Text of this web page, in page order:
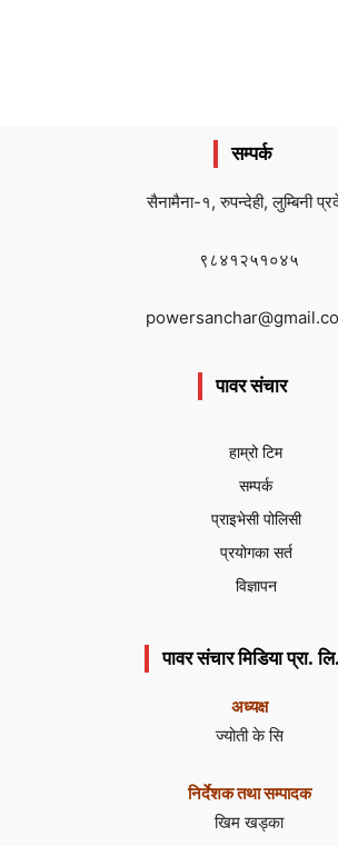
सम्पर्क
सैनामैना-१, रुपन्देही, लुम्बिनी
९८४१२५१०४५
पावर संचार
हाम्रो टिम
सम्पर्क
प्राइभेसी पोलिसी
प्रयोगका सर्त
विज्ञापन
पावर संचार मिडिया प्रा. लि.
अध्यक्ष
ज्योती के सि
निर्देशक तथा सम्पादक
खिम खड्का